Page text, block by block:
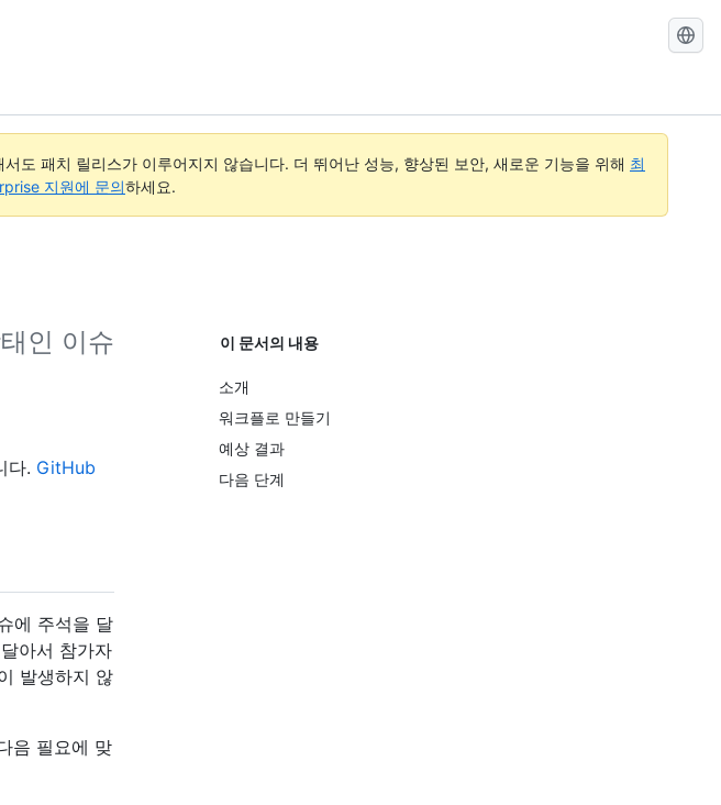
GitHub
색
도 패치 릴리스가 이루어지지 않습니다. 더 뛰어난 성능, 향상된 보안, 새로운 기능을 위해 최
지원에 문의하세요.
인 이슈
이 문서의 내용
소개
워크플로 만들기
예상 결과
다음 단계
다. GitHub
에 주석을 달
아서 참가자
발생하지 않
음 필요에 맞